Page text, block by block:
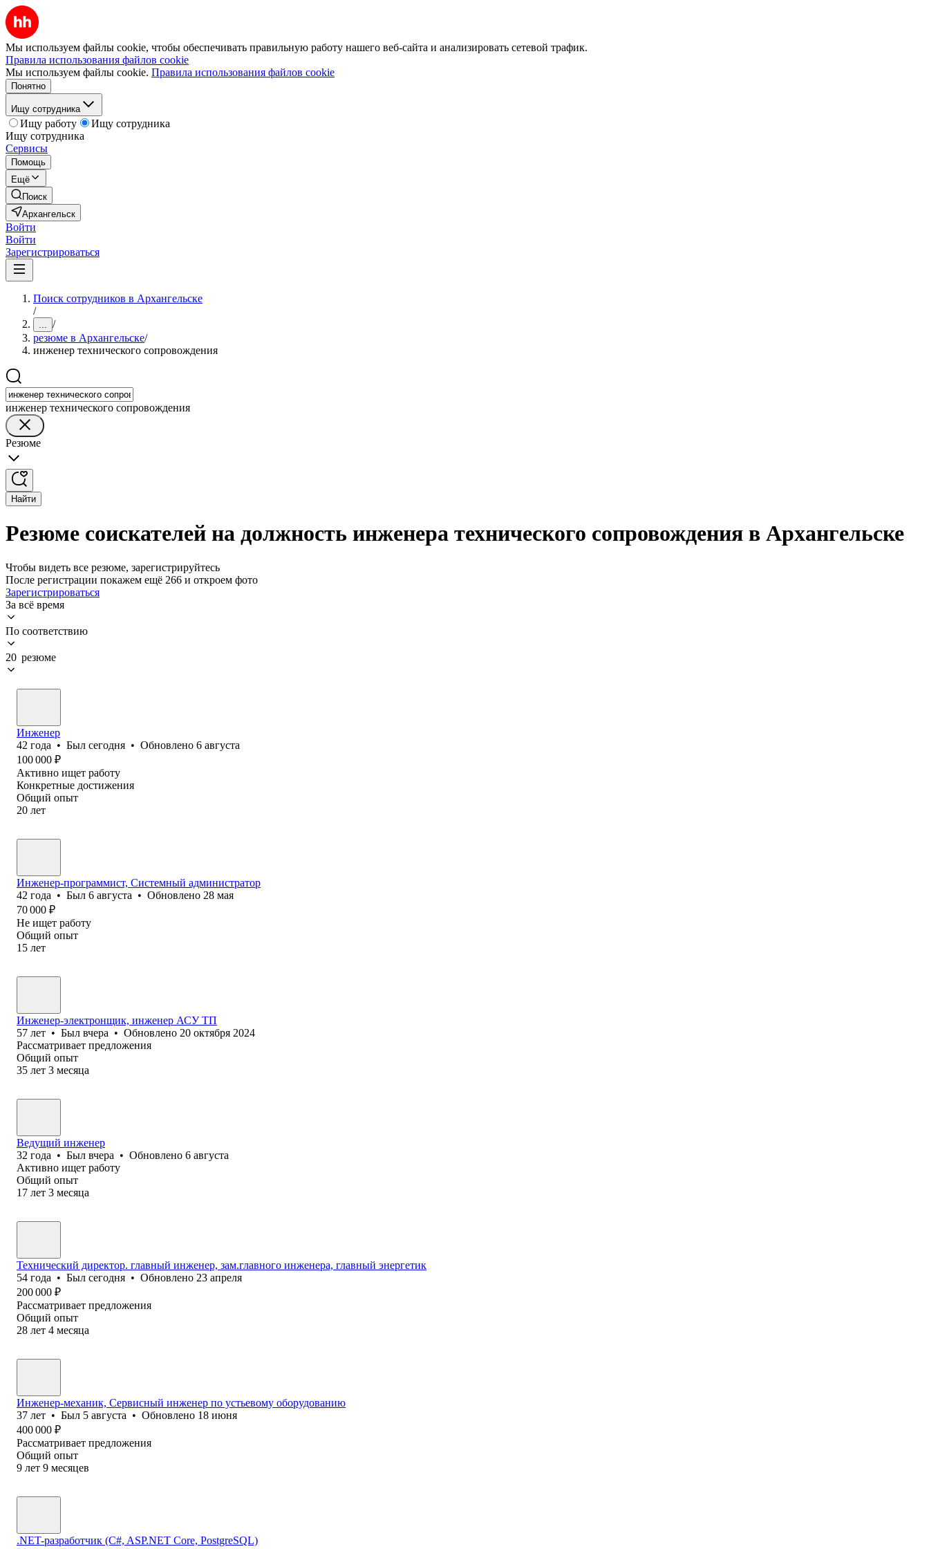
Мы используем файлы cookie, чтобы обеспечивать правильную работу нашего веб-сайта и анализировать сетевой трафик.
Правила использования файлов cookie
Мы используем файлы cookie. Правила использования файлов cookie
Понятно
Ищу сотрудника
Ищу работу
Ищу сотрудника
Ищу сотрудника
Сервисы
Помощь
Ещё
Поиск
Архангельск
Войти
Войти
Зарегистрироваться
Поиск сотрудников в Архангельске
/
... /
резюме в Архангельске/
инженер технического сопровождения
инженер технического сопровождения
Резюме
Найти
Резюме соискателей на должность инженера технического сопровождения в Архангельске
Чтобы видеть все резюме, зарегистрируйтесь
После регистрации покажем ещё 266 и откроем фото
Зарегистрироваться
За всё время
По соответствию
20 резюме
Инженер
42 года • Был сегодня • Обновлено 6 августа
100 000 ₽
Активно ищет работу
Конкретные достижения
Общий опыт
20 лет
Инженер-программист, Системный администратор
42 года • Был 6 августа • Обновлено 28 мая
70 000 ₽
Не ищет работу
Общий опыт
15 лет
Инженер-электронщик, инженер АСУ ТП
57 лет • Был вчера • Обновлено 20 октября 2024
Рассматривает предложения
Общий опыт
35 лет 3 месяца
Ведущий инженер
32 года • Был вчера • Обновлено 6 августа
Активно ищет работу
Общий опыт
17 лет 3 месяца
Технический директор. главный инженер, зам.главного инженера, главный энергетик
54 года • Был сегодня • Обновлено 23 апреля
200 000 ₽
Рассматривает предложения
Общий опыт
28 лет 4 месяца
Инженер-механик, Сервисный инженер по устьевому оборудованию
37 лет • Был 5 августа • Обновлено 18 июня
400 000 ₽
Рассматривает предложения
Общий опыт
9 лет 9 месяцев
.NET-разработчик (C#, ASP.NET Core, PostgreSQL)